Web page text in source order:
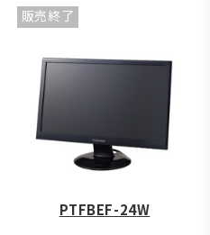
販売終了
PTFBEF-24W